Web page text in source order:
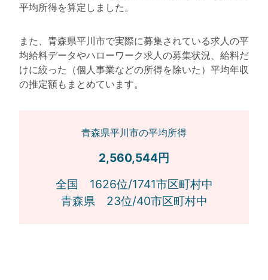
平均所得を算定しました。
また、青森県平川市で実際に募集されている求人の平
均給料データやハローワーク求人の募集状況、給料だ
けに絞った（個人事業などの所得を除いた）平均年収
の推定額もまとめています。
青森県平川市の平均所得
2,560,544円
全国 1626位/1741市区町村中
青森県 23位/40市区町村中